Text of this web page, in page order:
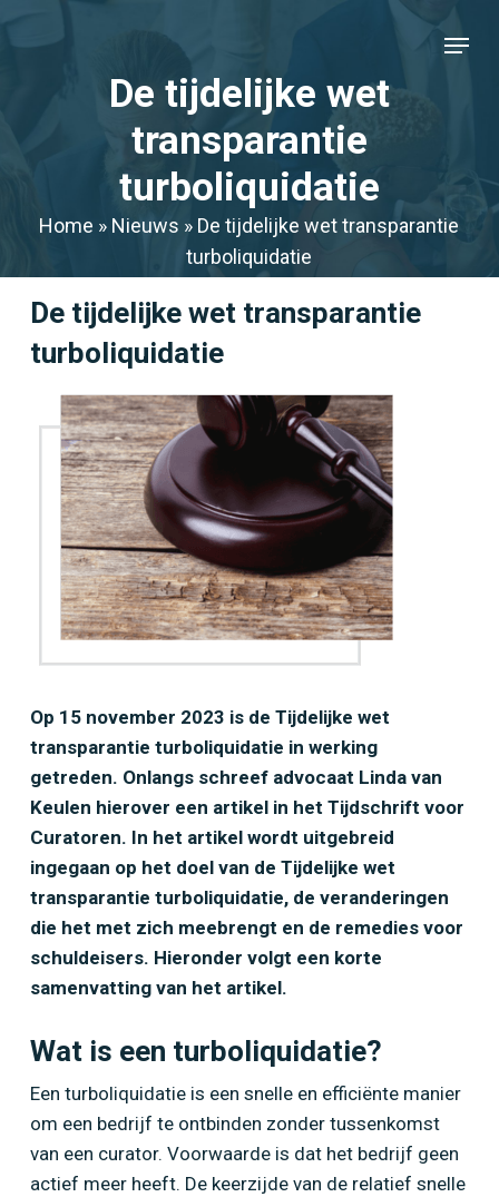
Menu
De tijdelijke wet
transparantie
turboliquidatie
Home » Nieuws » De tijdelijke wet transparantie
turboliquidatie
De tijdelijke wet transparantie
turboliquidatie
Op 15 november 2023 is de Tijdelijke wet
transparantie turboliquidatie in werking
getreden. Onlangs schreef advocaat Linda van
Keulen hierover een artikel in het Tijdschrift voor
Curatoren. In het artikel wordt uitgebreid
ingegaan op het doel van de Tijdelijke wet
transparantie turboliquidatie, de veranderingen
die het met zich meebrengt en de remedies voor
schuldeisers. Hieronder volgt een korte
samenvatting van het artikel.
Wat is een turboliquidatie?
Een turboliquidatie is een snelle en efficiënte manier
om een bedrijf te ontbinden zonder tussenkomst
van een curator. Voorwaarde is dat het bedrijf geen
actief meer heeft. De keerzijde van de relatief snelle